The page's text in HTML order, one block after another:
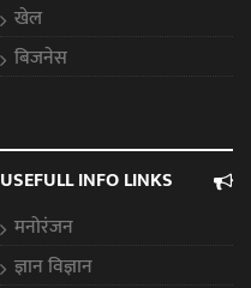
खेल
बिजनेस
USEFULL INFO LINKS
मनोरंजन
ज्ञान विज्ञान